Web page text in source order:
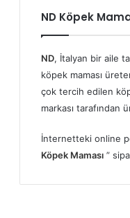
ND Köpek
ND, İtalyan bir aile
köpek maması
çok tercih edilen
markası tarafından
İnternetteki online
Köpek Maması ”